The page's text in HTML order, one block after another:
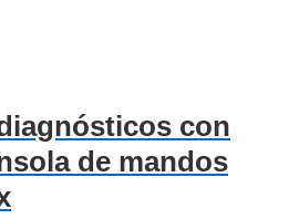
con
de mandos